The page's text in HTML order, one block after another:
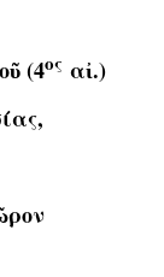
(4ος αἰ.)